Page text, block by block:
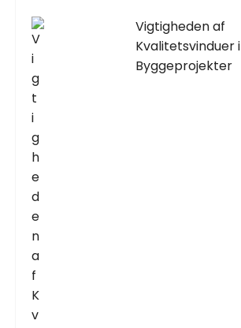
Vigtigheden af
Kvalitetsvinduer i
Byggeprojekter